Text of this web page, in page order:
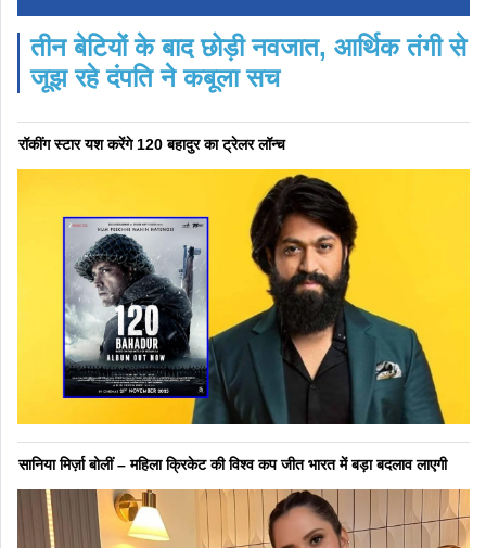
तीन बेटियों के बाद छोड़ी नवजात, आर्थिक तंगी से
जूझ रहे दंपति ने कबूला सच
रॉकींग स्टार यश करेंगे 120 बहादुर का ट्रेलर लॉन्च
सानिया मिर्ज़ा बोलीं – महिला क्रिकेट की विश्व कप जीत भारत में बड़ा बदलाव लाएगी